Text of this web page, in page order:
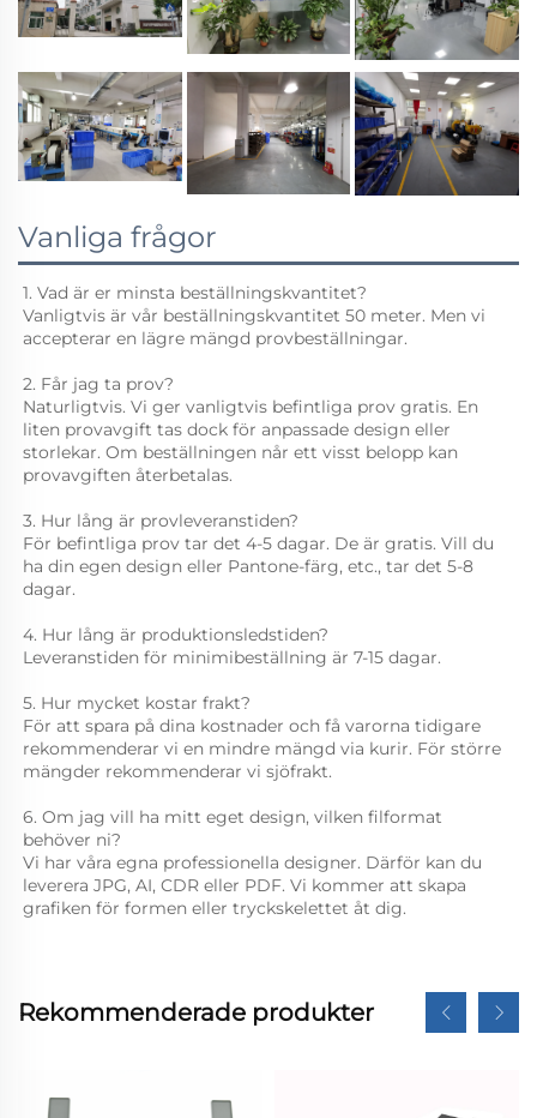
Vanliga frågor
1. Vad är er minsta beställningskvantitet?
Vanligtvis är vår beställningskvantitet 50 meter. Men vi
accepterar en lägre mängd provbeställningar.
2. Får jag ta prov?
Naturligtvis. Vi ger vanligtvis befintliga prov gratis. En
liten provavgift tas dock för anpassade design eller
storlekar. Om beställningen når ett visst belopp kan
provavgiften återbetalas.
3. Hur lång är provleveranstiden?
För befintliga prov tar det 4-5 dagar. De är gratis. Vill du
ha din egen design eller Pantone-färg, etc., tar det 5-8
dagar.
4. Hur lång är produktionsledstiden?
Leveranstiden för minimibeställning är 7-15 dagar.
5. Hur mycket kostar frakt?
För att spara på dina kostnader och få varorna tidigare
rekommenderar vi en mindre mängd via kurir. För större
mängder rekommenderar vi sjöfrakt.
6. Om jag vill ha mitt eget design, vilken filformat
behöver ni?
Vi har våra egna professionella designer. Därför kan du
leverera JPG, AI, CDR eller PDF. Vi kommer att skapa
grafiken för formen eller tryckskelettet åt dig.
Rekommenderade produkter